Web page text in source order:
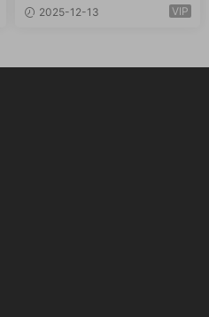
2025-12-13 VIP